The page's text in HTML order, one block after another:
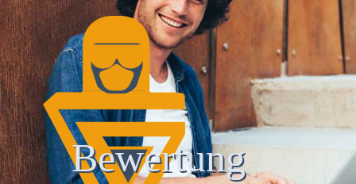
Bewertung